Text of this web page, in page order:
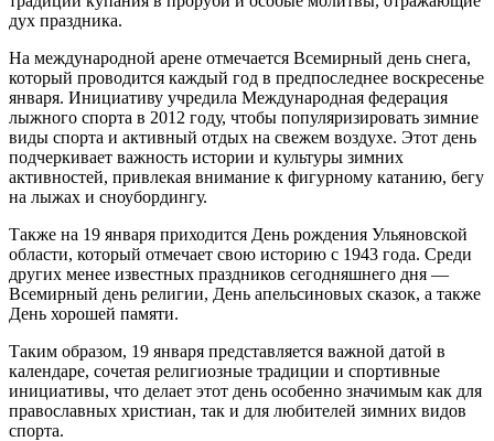
дух праздника.
На международной арене отмечается Всемирный день снега,
который проводится каждый год в предпоследнее воскресенье
января. Инициативу учредила Международная федерация
лыжного спорта в 2012 году, чтобы популяризировать зимние
виды спорта и активный отдых на свежем воздухе. Этот день
подчеркивает важность истории и культуры зимних
активностей, привлекая внимание к фигурному катанию, бегу
на лыжах и сноубордингу.
Также на 19 января приходится День рождения Ульяновской
области, который отмечает свою историю с 1943 года. Среди
других менее известных праздников сегодняшнего дня —
Всемирный день религии, День апельсиновых сказок, а также
День хорошей памяти.
Таким образом, 19 января представляется важной датой в
календаре, сочетая религиозные традиции и спортивные
инициативы, что делает этот день особенно значимым как для
православных христиан, так и для любителей зимних видов
спорта.